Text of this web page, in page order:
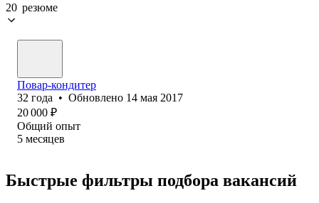
20 резюме
Повар-кондитер
32 года • Обновлено 14 мая 2017
20 000 ₽
Общий опыт
5 месяцев
Быстрые фильтры подбора вакансий